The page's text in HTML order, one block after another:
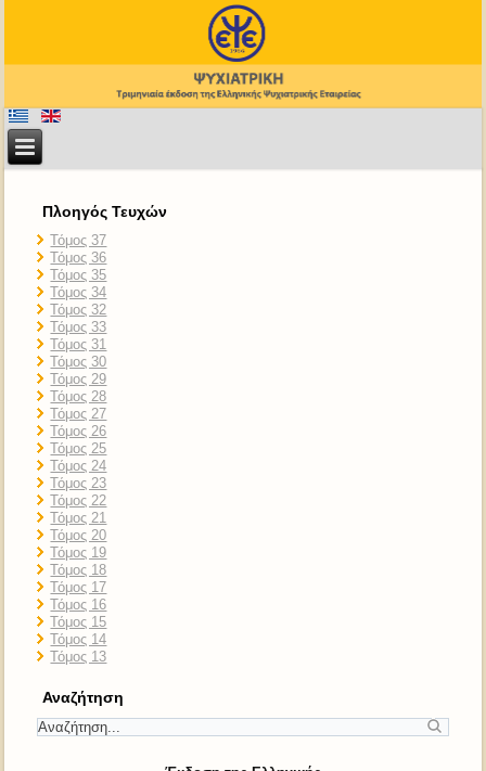
Πλοηγός Τευχών
Τόμος 37
Τόμος 36
Τόμος 35
Τόμος 34
Τόμος 32
Τόμος 33
Τόμος 31
Τόμος 30
Τόμος 29
Τόμος 28
Τόμος 27
Τόμος 26
Τόμος 25
Τόμος 24
Τόμος 23
Τόμος 22
Τόμος 21
Τόμος 20
Τόμος 19
Τόμος 18
Τόμος 17
Τόμος 16
Τόμος 15
Τόμος 14
Τόμος 13
Αναζήτηση